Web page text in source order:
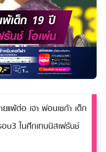
แพ้ต่อ เจา ฟอนเซก้า เด็ก
บ3 ในศึกเทนนิสเฟร้นช์